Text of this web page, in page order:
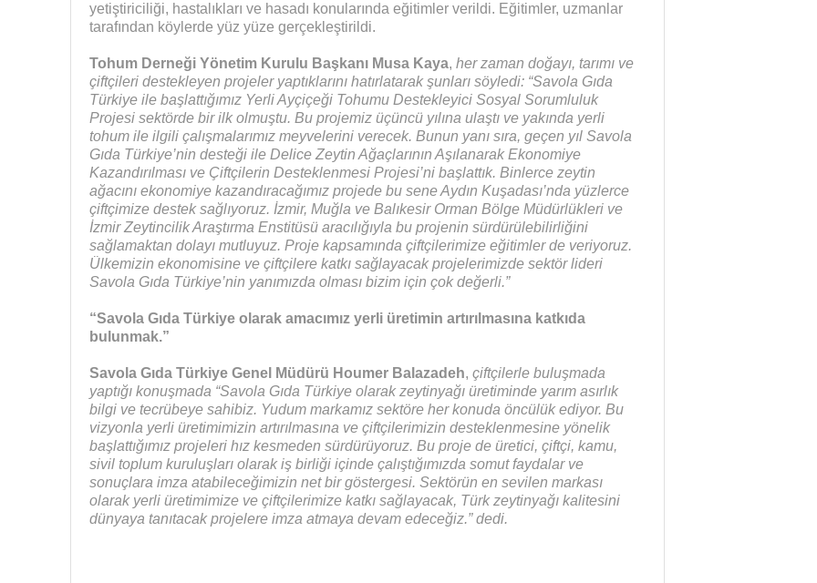
yetiştiriciliği, hastalıkları ve hasadı konularında eğitimler verildi. Eğitimler, uzmanlar
tarafından köylerde yüz yüze gerçekleştirildi.
Tohum Derneği Yönetim Kurulu Başkanı Musa Kaya, her zaman doğayı, tarımı ve
çiftçileri destekleyen projeler yaptıklarını hatırlatarak şunları söyledi: “Savola Gıda
Türkiye ile başlattığımız Yerli Ayçiçeği Tohumu Destekleyici Sosyal Sorumluluk
Projesi sektörde bir ilk olmuştu. Bu projemiz üçüncü yılına ulaştı ve yakında yerli
tohum ile ilgili çalışmalarımız meyvelerini verecek. Bunun yanı sıra, geçen yıl Savola
Gıda Türkiye’nin desteği ile Delice Zeytin Ağaçlarının Aşılanarak Ekonomiye
Kazandırılması ve Çiftçilerin Desteklenmesi Projesi’ni başlattık. Binlerce zeytin
ağacını ekonomiye kazandıracağımız projede bu sene Aydın Kuşadası’nda yüzlerce
çiftçimize destek sağlıyoruz. İzmir, Muğla ve Balıkesir Orman Bölge Müdürlükleri ve
İzmir Zeytincilik Araştırma Enstitüsü aracılığıyla bu projenin sürdürülebilirliğini
sağlamaktan dolayı mutluyuz. Proje kapsamında çiftçilerimize eğitimler de veriyoruz.
Ülkemizin ekonomisine ve çiftçilere katkı sağlayacak projelerimizde sektör lideri
Savola Gıda Türkiye’nin yanımızda olması bizim için çok değerli.”
“Savola Gıda Türkiye olarak amacımız yerli üretimin artırılmasına katkıda
bulunmak.”
Savola Gıda Türkiye Genel Müdürü Houmer Balazadeh, çiftçilerle buluşmada
yaptığı konuşmada “Savola Gıda Türkiye olarak zeytinyağı üretiminde yarım asırlık
bilgi ve tecrübeye sahibiz. Yudum markamız sektöre her konuda öncülük ediyor. Bu
vizyonla yerli üretimimizin artırılmasına ve çiftçilerimizin desteklenmesine yönelik
başlattığımız projeleri hız kesmeden sürdürüyoruz. Bu proje de üretici, çiftçi, kamu,
sivil toplum kuruluşları olarak iş birliği içinde çalıştığımızda somut faydalar ve
sonuçlara imza atabileceğimizin net bir göstergesi. Sektörün en sevilen markası
olarak yerli üretimimize ve çiftçilerimize katkı sağlayacak, Türk zeytinyağı kalitesini
dünyaya tanıtacak projelere imza atmaya devam edeceğiz.” dedi.